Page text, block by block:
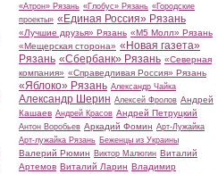
«Атрон» Рязань «Глобус» Рязань «Городские
проекты» «Единая Россия» Рязань
«Лучшие друзья» Рязань «М5 Молл» Рязань
«Мещерская сторона» «Новая газета»
Рязань «Сбербанк» Рязань «Северная
компания» «Справедливая Россия» Рязань
«Яблоко» Рязань Александр Чайка
Александр Шерин Алексей Фролов Андрей
Кашаев Андрей Красов Андрей Петруцкий
Антон Воробьев Аркадий Фомин Арт-Лужайка
Арт-лужайка Рязань Беженцы из Украины
Валерий Рюмин Виктор Малюгин Виталий
Артемов Виталий Ларин Владимир